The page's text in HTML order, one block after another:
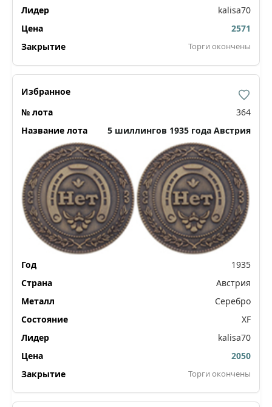
kalisa70
2571
Торги окончены
364
5 шиллингов 1935 года Австрия
1935
Австрия
Серебро
XF
kalisa70
2050
Торги окончены